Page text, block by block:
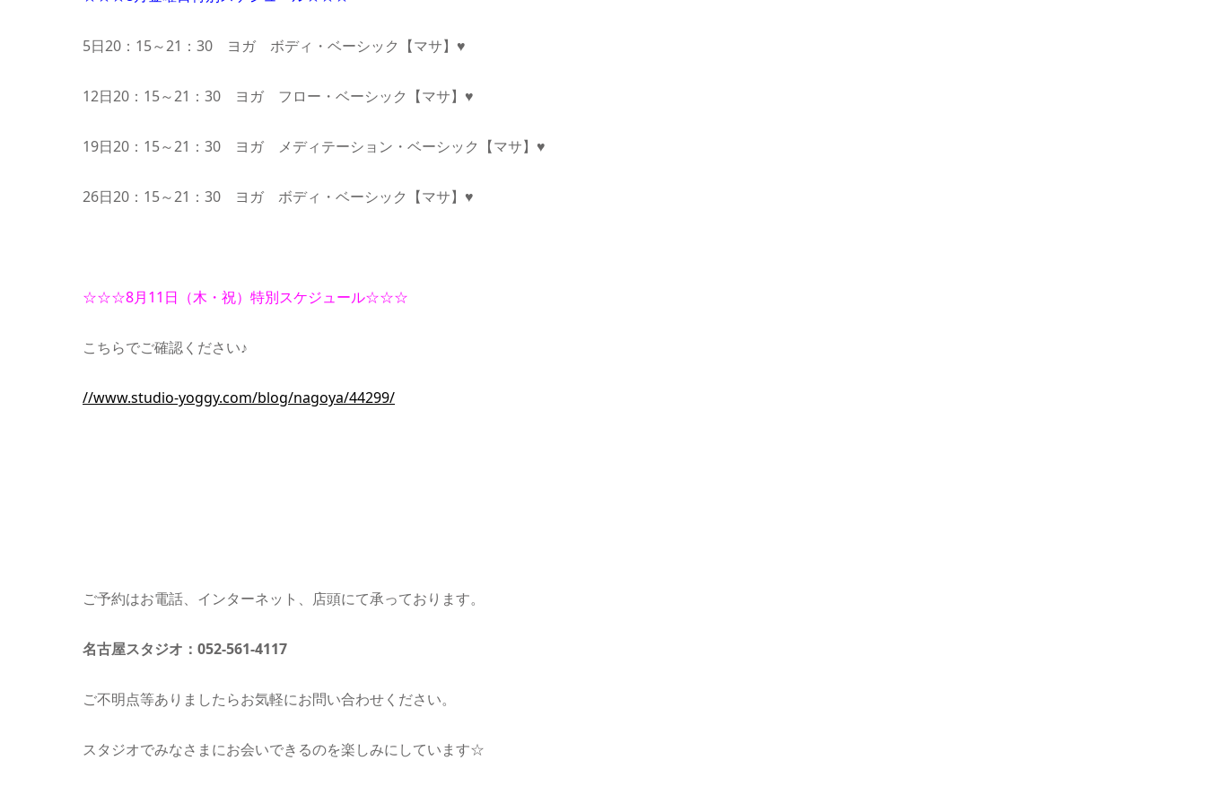
5日20：15～21：30 ヨガ ボディ・ベーシック【マサ】♥
12日20：15～21：30 ヨガ フロー・ベーシック【マサ】♥
19日20：15～21：30 ヨガ メディテーション・ベーシック【マサ】♥
26日20：15～21：30 ヨガ ボディ・ベーシック【マサ】♥
☆☆☆8月11日（木・祝）特別スケジュール☆☆☆
こちらでご確認ください♪
//www.studio-yoggy.com/blog/nagoya/44299/
ご予約はお電話、インターネット、店頭にて承っております。
名古屋スタジオ：052-561-4117
ご不明点等ありましたらお気軽にお問い合わせください。
スタジオでみなさまにお会いできるのを楽しみにしています☆